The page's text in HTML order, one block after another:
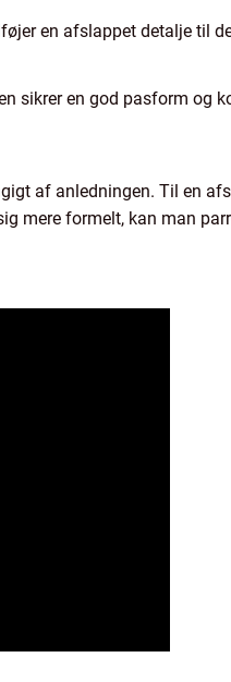
en afslappet detalje til
sikrer en god pasform og
af anledningen. Til en
mere formelt, kan man